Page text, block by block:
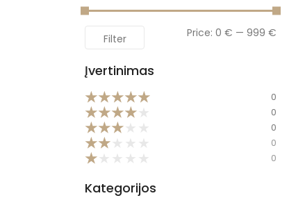
Filter Price: 0 € — 999 €
Įvertinimas
★★★★★ 0
★★★★ 0
★★★ 0
★★ 0
★ 0
Kategorijos